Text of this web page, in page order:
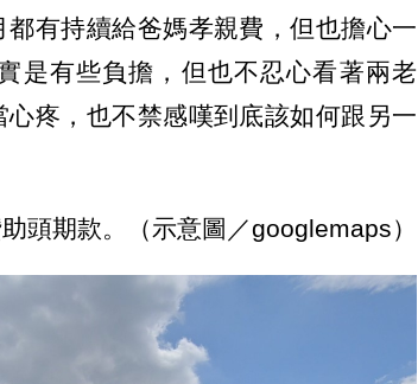
有持續給爸媽孝親費，但也擔心一
是有些負擔，但也不忍心看著兩老
疼，也不禁感嘆到底該如何跟另一
頭期款。（示意圖／googlemaps）